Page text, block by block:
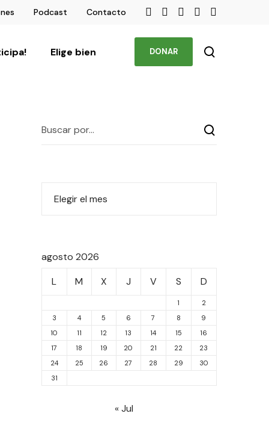
Podcast Contacto
Elige bien DONAR
agosto 2026
L
M X J V S D
1
2
3
4 5 6 7 8
9
10
11 12 13 14 15
16
17
18 19 20 21 22
23
24
25 26 27 28 29
30
31
« Jul